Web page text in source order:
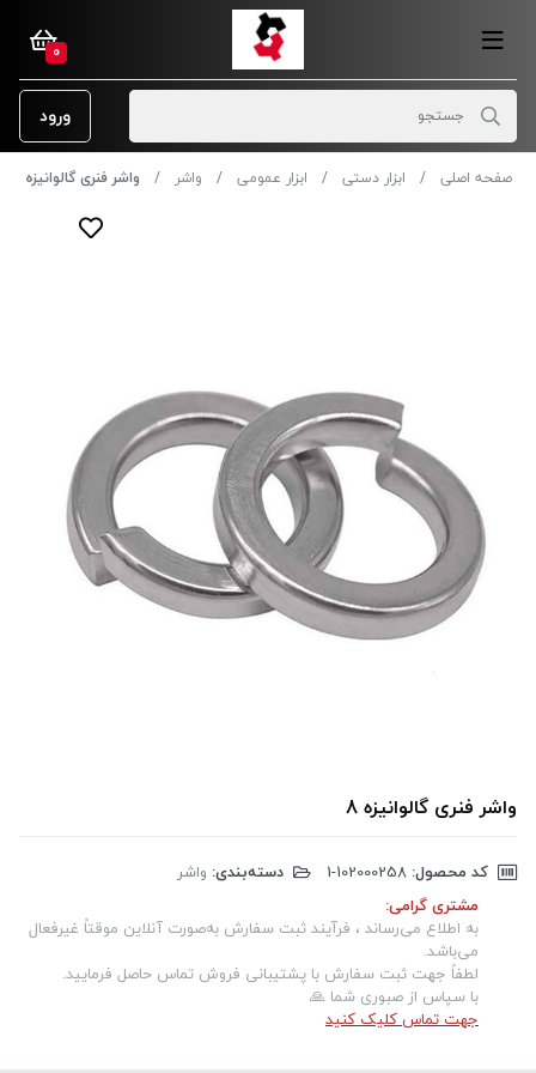
0
ورود
صفحه اصلی ابزار دستی ابزار عمومی واشر واشر فنری گالوانیزه 8
واشر فنری گالوانیزه 8
کد محصول: دسته‌بندی: واشر
مشتری گرامی:
به اطلاع می‌رساند ، فرآیند ثبت سفارش به‌صورت آنلاین موقتاً غیرفعال
می‌باشد.
لطفاً جهت ثبت سفارش با پشتیبانی فروش تماس حاصل فرمایید.
با سپاس از صبوری شما 🙏
جهت تماس کلیک کنید